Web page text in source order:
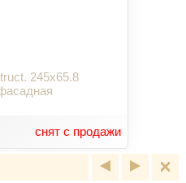
245x65.8
снят с продажи